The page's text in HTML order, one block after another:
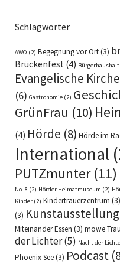
Schlagwörter
AWO (2) Begegnung vor Ort(3)
Brückenfest (4) Bürgerhaushalt
Evangelische
(6) Gastronomie (2)
GrünFrau (10)
(4) Hörde (8) Hörde im
International
PUTZmunter(11)
No. 8 (2) Hörder Heimatmuseum (2)
Kinder (2) Kindertrauerzentrum (3)
(3) Kunstausstellung
Miteinander Essen (3) möwe
der Lichter(5) Nacht der
Phoenix See(3) Podcast